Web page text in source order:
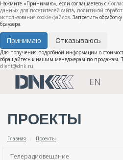
Нажмите «Принимаю», если соглашаетесь с
данных для посетителей сайта, политикой
использования cookie-файлов. Запретить
браузера.
Принимаю Отказываюсь
Для получения подробной информации о
обращайтесь к нашим менеджерам по продажам.
client@dnk.ru
EN
ПРОЕКТЫ
Главная Проекты
Телерадиовещание